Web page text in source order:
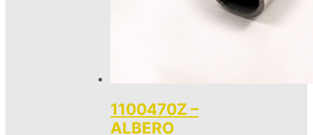
1100470Z –
ALBERO